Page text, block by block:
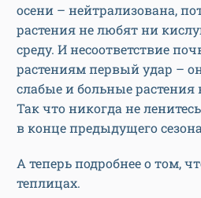
осени – нейтрализована,
растения не любят ни
среду. И несоответствие
растениям первый удар –
слабые и больные растения
Так что никогда не
в конце предыдущего
А теперь подробнее о том,
теплицах.